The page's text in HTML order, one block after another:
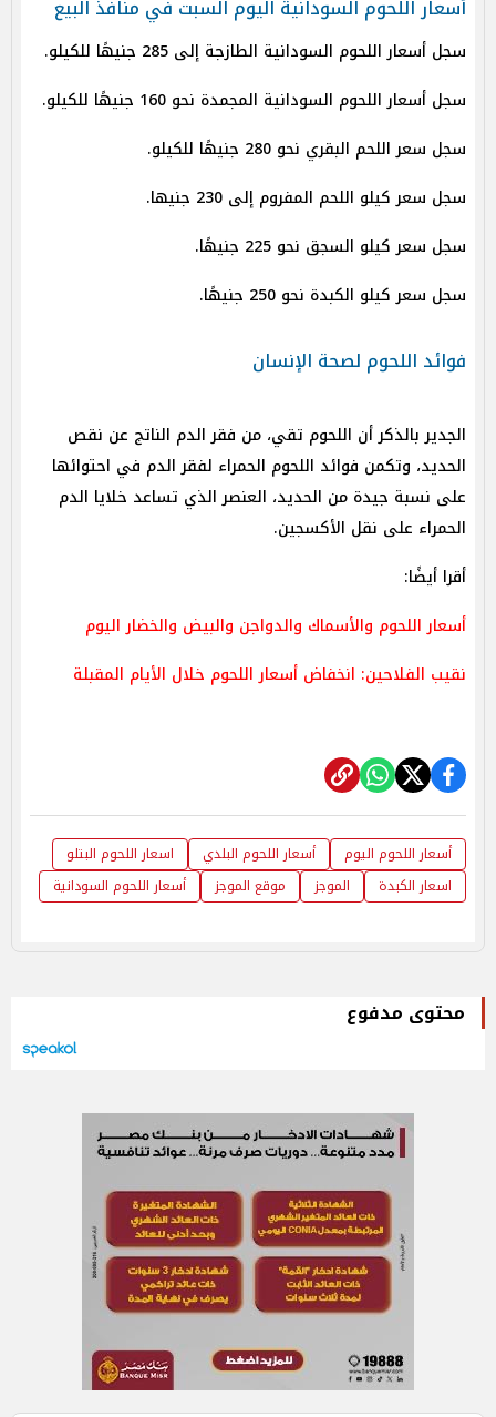
أسعار اللحوم السودانية اليوم السبت في منافذ البيع
سجل أسعار اللحوم السودانية الطازجة إلى 285 جنيهًا للكيلو.
سجل أسعار اللحوم السودانية المجمدة نحو 160 جنيهًا للكيلو.
سجل سعر اللحم البقري نحو 280 جنيهًا للكيلو.
سجل سعر كيلو اللحم المفروم إلى 230 جنيها.
سجل سعر كيلو السجق نحو 225 جنيهًا.
سجل سعر كيلو الكبدة نحو 250 جنيهًا.
فوائد اللحوم لصحة الإنسان
الجدير بالذكر أن اللحوم تقي، من فقر الدم الناتج عن نقص
الحديد، وتكمن فوائد اللحوم الحمراء لفقر الدم في احتوائها
على نسبة جيدة من الحديد، العنصر الذي تساعد خلايا الدم
الحمراء على نقل الأكسجين.
أقرا أيضًا:
أسعار اللحوم والأسماك والدواجن والبيض والخضار اليوم
نقيب الفلاحين: انخفاض أسعار اللحوم خلال الأيام المقبلة
أسعار اللحوم اليوم أسعار اللحوم البلدي
اسعار اللحوم البتلو
اسعار الكبدة
الموجز موقع الموجز أسعار اللحوم السودانية
محتوى مدفوع